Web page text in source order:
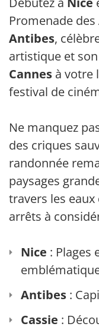
Promenade
Antibes,
artistique et
Cannes à votre
festival de
Ne manquez
des criques
randonnée
paysages
travers les
arrêts à
Nice : Plages
Antibes :
Cassie :